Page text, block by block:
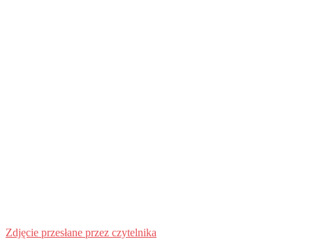
Zdjęcie przesłane przez czytelnika